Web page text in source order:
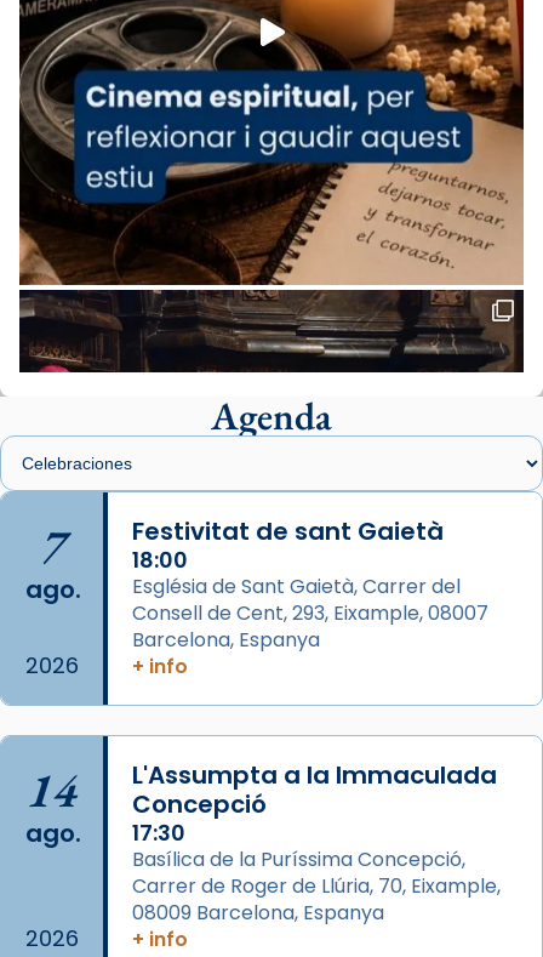
View on Facebook · Share
Arquebisbat de Barcelona
1 week ago
«Avui les santes Juliana i Semproniana ens
ajuden a alçar la mirada»
Mons. Sergi Gordo, bisbe de Tortosa, ha
presidit aquest 27 de juliol la missa de Les
Santes de Mataró.
🔗tinyurl.com/cvu5jmbk
📸 J. Merino
de Barcelona.
1 week ago
Aquest dilluns, 27 de juliol, ha tingut lloc la
missa d’acció de gràcies en agraïment al
comitè organitzador de la visita apostòlica
L’arquebisbe de Barcelona, el cardenal Joan
Josep Omella, ha presidit la missa i l’ha
concelebrat el bisbe auxiliar de Barcelona,
Mons. David Abadías.
📸 Dr. G. Simón
Foto
Agenda
7
ago.
2026
Festivitat de sant Gaietà
18:00
Església de Sant Gaietà, Carrer del
Consell de Cent, 293, Eixample, 08007
Barcelona, Espanya
+ info
14
ago.
2026
L'Assumpta a la Immaculada
Concepció
17:30
Basílica de la Puríssima Concepció,
Carrer de Roger de Llúria, 70, Eixample,
08009 Barcelona, Espanya
+ info